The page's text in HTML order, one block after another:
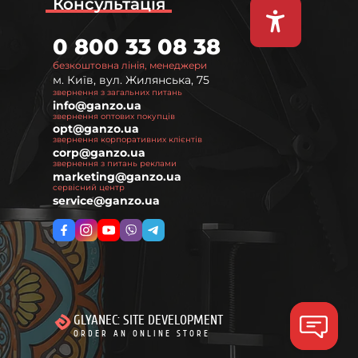
і надійно лежати у руці та не підведе під час
та нескладні ножі різних розмірів. Всі моделі
ціни на ножі Ganzo за вигідними умовами
допоможе збільшити прибуток та отримувати
не витрачали час, а майстри нашого сервісного
власний бізнес. Сервіс дає доступ до повної
безкоштовна лінія, менеджери
0 800 33 08 38
м. Київ, вул. Жилянська, 75
звернення з загальних питань
info@ganzo.ua
звернення оптових покупців
opt@ganzo.ua
звернення корпоративних клієнтів
corp@ganzo.ua
звернення з питань реклами
marketing@ganzo.ua
сервісний центр
service@ganzo.ua
GLYANEC: SITE DEVELOPMENT
ORDER AN ONLINE STORE